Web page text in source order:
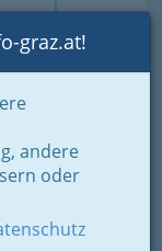
Toggle
graz.at!
andere
oder
Heimat
der Steiermark